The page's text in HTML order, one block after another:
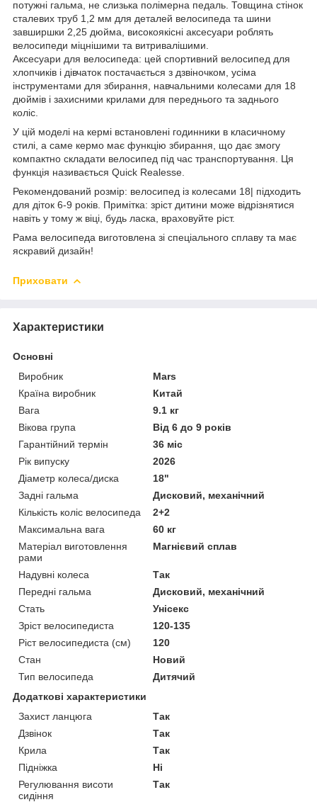
потужні гальма, не слизька полімерна педаль. Товщина стінок
сталевих труб 1,2 мм для деталей велосипеда та шини
завширшки 2,25 дюйма, високоякісні аксесуари роблять
велосипеди міцнішими та витривалішими.
Аксесуари для велосипеда: цей спортивний велосипед для
хлопчиків і дівчаток постачається з дзвіночком, усіма
інструментами для збирання, навчальними колесами для 18
дюймів і захисними крилами для переднього та заднього
коліс.
У цій моделі на кермі встановлені годинники в класичному
стилі, а саме кермо має функцію збирання, що дає змогу
компактно складати велосипед під час транспортування. Ця
функція називається Quick Realesse.
Рекомендований розмір: велосипед із колесами 18| підходить
для діток 6-9 років. Примітка: зріст дитини може відрізнятися
навіть у тому ж віці, будь ласка, враховуйте ріст.
Рама велосипеда виготовлена зі спеціального сплаву та має
яскравий дизайн!
Приховати
Характеристики
Основні
Виробник
Mars
Країна виробник
Китай
Вага
9.1 кг
Вікова група
Від 6 до 9 років
Гарантійний термін
36 міс
Рік випуску
2026
Діаметр колеса/диска
18"
Задні гальма
Дисковий, механічний
Кількість коліс велосипеда
2+2
Максимальна вага
60 кг
Матеріал виготовлення
рами
Магнієвий сплав
Надувні колеса
Так
Передні гальма
Дисковий, механічний
Стать
Унісекс
Зріст велосипедиста
120-135
Ріст велосипедиста (см)
120
Стан
Новий
Тип велосипеда
Дитячий
Додаткові характеристики
Захист ланцюга
Так
Дзвінок
Так
Крила
Так
Підніжка
Ні
Регулювання висоти
сидіння
Так